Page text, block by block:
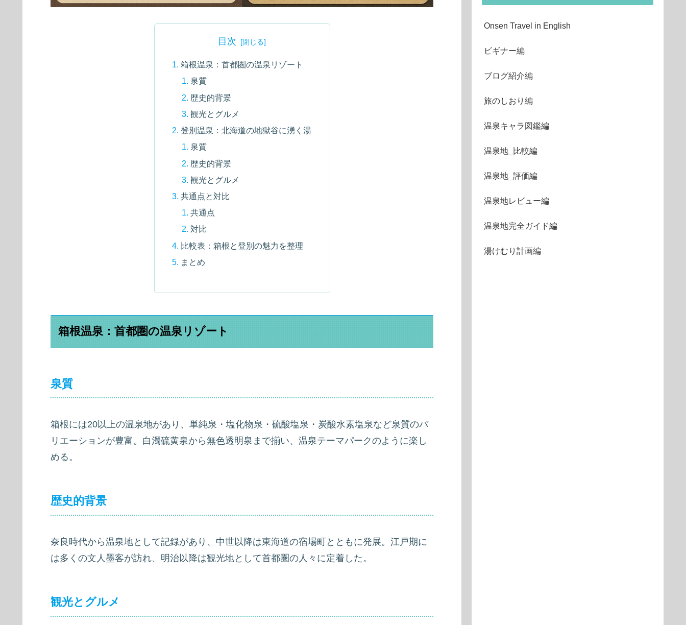
目次
箱根温泉：首都圏の温泉リゾート
泉質
歴史的背景
観光とグルメ
登別温泉：北海道の地獄谷に湧く湯
泉質
歴史的背景
観光とグルメ
共通点と対比
共通点
対比
比較表：箱根と登別の魅力を整理
まとめ
箱根温泉：首都圏の温泉リゾート
泉質
箱根には20以上の温泉地があり、単純泉・塩化物泉・硫酸塩泉・炭酸水素塩泉など泉質のバ
リエーションが豊富。白濁硫黄泉から無色透明泉まで揃い、温泉テーマパークのように楽し
める。
歴史的背景
奈良時代から温泉地として記録があり、中世以降は東海道の宿場町とともに発展。江戸期に
は多くの文人墨客が訪れ、明治以降は観光地として首都圏の人々に定着した。
観光とグルメ
Onsen Travel in English
ビギナー編
ブログ紹介編
旅のしおり編
温泉キャラ図鑑編
温泉地_比較編
温泉地_評価編
温泉地レビュー編
温泉地完全ガイド編
湯けむり計画編